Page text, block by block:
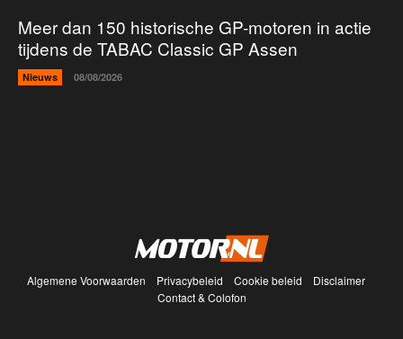
Meer dan 150 historische GP-motoren in actie
tijdens de TABAC Classic GP Assen
Nieuws 08/08/2026
Algemene Voorwaarden Privacybeleid Cookie beleid
Disclaimer
Contact & Colofon